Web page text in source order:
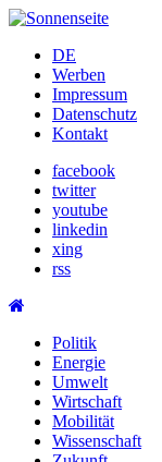
Skip
contentDE
Werben
Impressum
Datenschutz
Kontakt
facebook
twitter
youtube
linkedin
xing
rss
Politik
Energie
Umwelt
Wirtschaft
Mobilität
Wissenschaft